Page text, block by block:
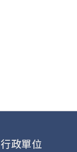
行政單位